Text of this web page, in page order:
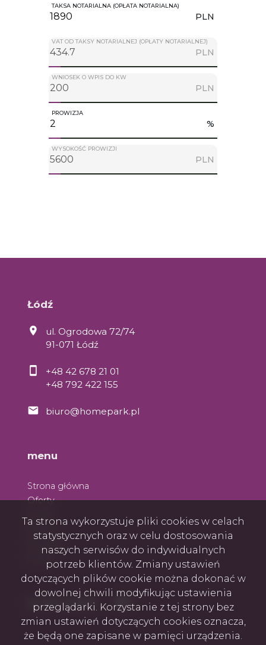
TAKSA NOTARIALNA (OPŁATA NOTARIALNA)
PLN
VAT OD TAKSY NOTARIALNEJ (OPŁATY NOTARIALNEJ)
PLN
WNIOSEK O WPIS DO KW
PLN
PROWIZJA
%
WYSOKOŚĆ PROWIZJI
PLN
Łódź
ul. Ogrodowa 72/74
91-071 Łódź
+48 42 678 21 01
+48 792 422 155
biuro@homepark.pl
menu
Strona główna
Oferty
Kontakt
social media Facebook
Facebook
Ta strona wykorzystuje pliki cookies w celach
statystycznych oraz w celu dostosowania
naszych serwisów do indywidualnych
potrzeb klientów. Zmiany ustawień
dotyczących plików cookie można dokonać w
dowolnej chwili modyfikując ustawienia
przeglądarki. Korzystanie z tej strony bez
zmian ustawień dotyczących cookies oznacza,
że będą one zapisane w pamięci urządzenia.